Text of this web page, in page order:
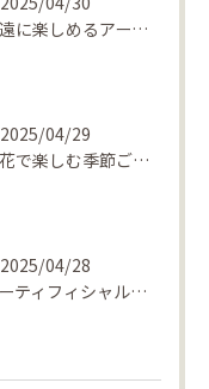
永遠に楽しめるアーティフィシャルフラワーの使い方
2025/04/29
造花で楽しむ季節ごとのインテリア
2025/04/28
アーティフィシャルフラワーで学ぶ基礎と活用法